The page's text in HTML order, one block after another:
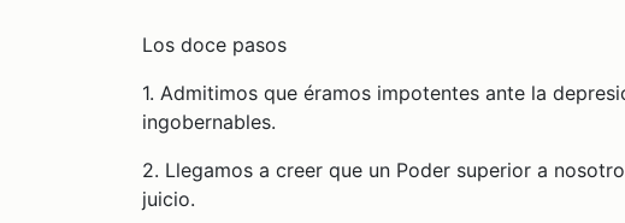
Los doce pasos
1. Admitimos que éramos impotentes ante la
ingobernables.
2. Llegamos a creer que un Poder superior a
juicio.